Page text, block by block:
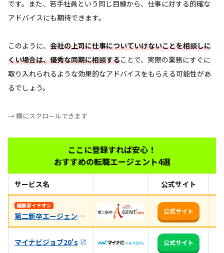
です。また、若手社員という同じ目線から、仕事に対する的確な
アドバイスにも期待できます。
このように、 会社の上司に仕事についていけないことを相談しに
くい場合は、優秀な同期に相談することで、実際の業務にすぐに
取り入れられるような効果的なアドバイスをもらえる可能性があ
るでしょう。
→ 横にスクロールできます
ここに登録すれば安心！
おすすめの転職エージェント4選
サービス名 公式サイト
編集部イチオシ
第二新卒エージェントneo
公式サイト
マイナビジョブ20's 公式サイト